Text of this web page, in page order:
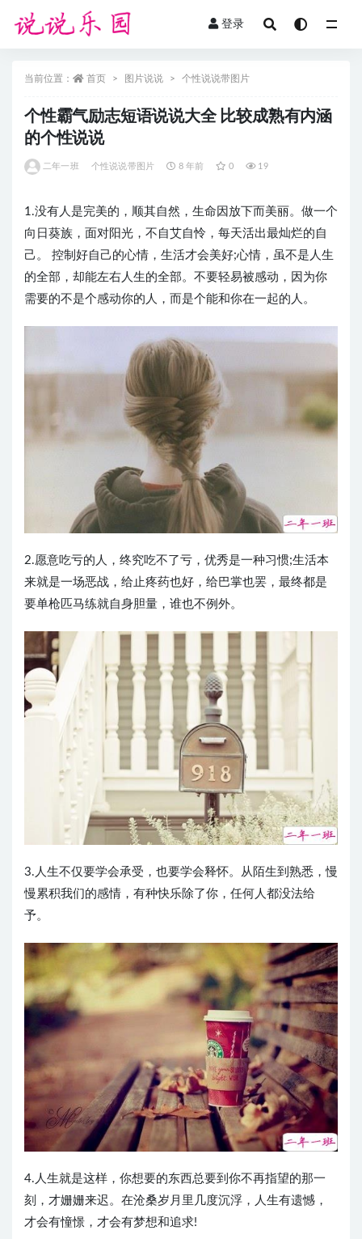
登录
当前位置： 首页 图片说说 个性说说带图片
个性霸气励志短语说说大全 比较成熟有内涵
的个性说说
二年一班 个性说说带图片 8 年前 0 19
1.没有人是完美的，顺其自然，生命因放下而美丽。做一个
向日葵族，面对阳光，不自艾自怜，每天活出最灿烂的自
己。 ​​​​控制好自己的心情，生活才会美好;心情，虽不是人生
的全部，却能左右人生的全部。不要轻易被感动，因为你
需要的不是个感动你的人，而是个能和你在一起的人。 ​​​​
2.愿意吃亏的人，终究吃不了亏，优秀是一种习惯;生活本
来就是一场恶战，给止疼药也好，给巴掌也罢，最终都是
要单枪匹马练就自身胆量，谁也不例外。
3.人生不仅要学会承受，也要学会释怀。从陌生到熟悉，慢
慢累积我们的感情，有种快乐除了你，任何人都没法给
予。 ​​​​
4.人生就是这样，你想要的东西总要到你不再指望的那一
刻，才姗姗来迟。在沧桑岁月里几度沉浮，人生有遗憾，
才会有憧憬，才会有梦想和追求! ​​​​